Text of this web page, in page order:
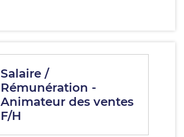
Salaire /
Rémunération -
Animateur des ventes
F/H